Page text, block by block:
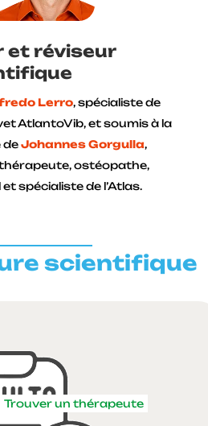
et réviseur
Lerro, spécialiste de
AtlantoVib, et soumis à la
deJohannes Gorgulla,
ostéopathe,
spécialiste de l’Atlas.
scientifique
Trouver un thérapeute